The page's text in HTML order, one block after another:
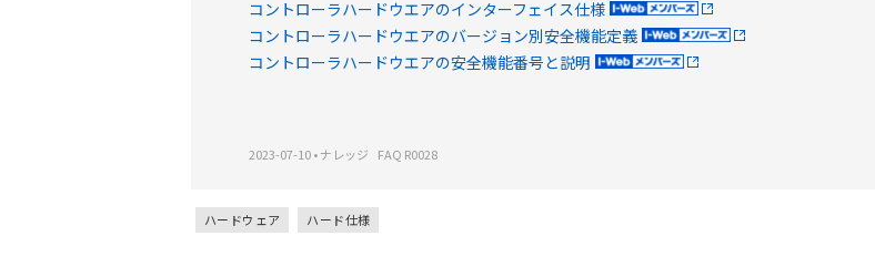
コントローラハードウエアのインターフェイス仕様
コントローラハードウエアのバージョン別安全機能定義
コントローラハードウエアの安全機能番号と説明
2023-07-10•ナレッジ FAQ R0028
ハードウェア ハード仕様